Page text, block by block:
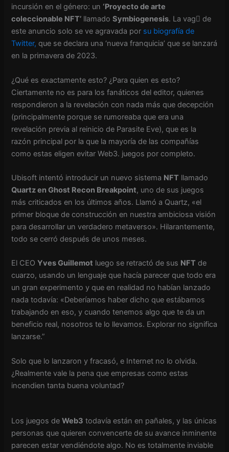
incursión en el género: un ‘Proyecto de arte
coleccionable NFT’ llamadoSymbiogenesis. La vag de
este anuncio solo se ve agravada por su biografía de
Twitter, que se declara una ‘nueva franquicia’ que se lanzará
en la primavera de 2023.
¿Qué es exactamente esto? ¿Para quien es esto?
Ciertamente no es para los fanáticos del editor, quienes
respondieron a la revelación con nada más que decepción
(principalmente porque se rumoreaba que era una
revelación previa al reinicio de Parasite Eve), que es la
razón principal por la que la mayoría de las compañías
como estas eligen evitar Web3. juegos por completo.
Ubisoft intentó introducir un nuevo sistema NFT llamado
Quartz en Ghost Recon Breakpoint, uno de sus juegos
más criticados en los últimos años. Llamó a Quartz, «el
primer bloque de construcción en nuestra ambiciosa visión
para desarrollar un verdadero metaverso». Hilarantemente,
todo se cerró después de unos meses.
El CEOYves Guillemot luego se retractó de sus NFT de
cuarzo, usando un lenguaje que hacía parecer que todo era
un gran experimento y que en realidad no habían lanzado
nada todavía: «Deberíamos haber dicho que estábamos
trabajando en eso, y cuando tenemos algo que te da un
beneficio real, nosotros te lo llevamos. Explorar no significa
lanzarse.”
Solo que lo lanzaron y fracasó, e Internet no lo olvida.
¿Realmente vale la pena que empresas como estas
incendien tanta buena voluntad?
Los juegos deWeb3 todavía están en pañales, y las únicas
personas que quieren convencerte de su avance inminente
parecen estar vendiéndote algo. No es totalmente inviable